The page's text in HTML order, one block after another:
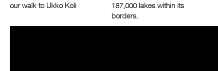
our walk to Ukko Koli
187,000 lakes within its
borders.